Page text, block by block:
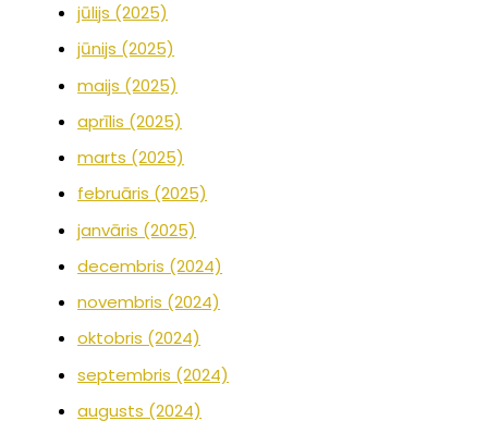
jūlijs (2025)
jūnijs (2025)
maijs (2025)
aprīlis (2025)
marts (2025)
februāris (2025)
janvāris (2025)
decembris (2024)
novembris (2024)
oktobris (2024)
septembris (2024)
augusts (2024)